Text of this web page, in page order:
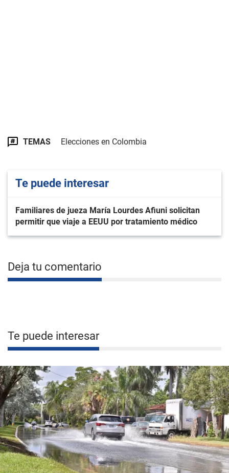
TEMAS Elecciones en Colombia
Te puede interesar
Familiares de jueza María Lourdes Afiuni solicitan
permitir que viaje a EEUU por tratamiento médico
Deja tu comentario
Te puede interesar